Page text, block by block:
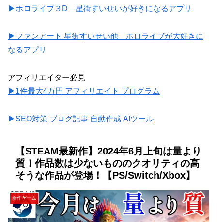
▶ホロライブ３D 星街すいせいが好きになるアプリ
▶ファンアート 星街すいせい他 ホロライブが大好きに
なるアプリ
アフィリエイター必見
▶1件最大4万円 アフィリエイト プログラム
▶SEO対策 ブログ記事 自動作成 AIツール
【STEAM最新作】2024年6月上旬は量より
質！作品数は少ないもののクオリティの高
そうな作品が登場！【PS/Switch/Xbox】
新作ゲーム